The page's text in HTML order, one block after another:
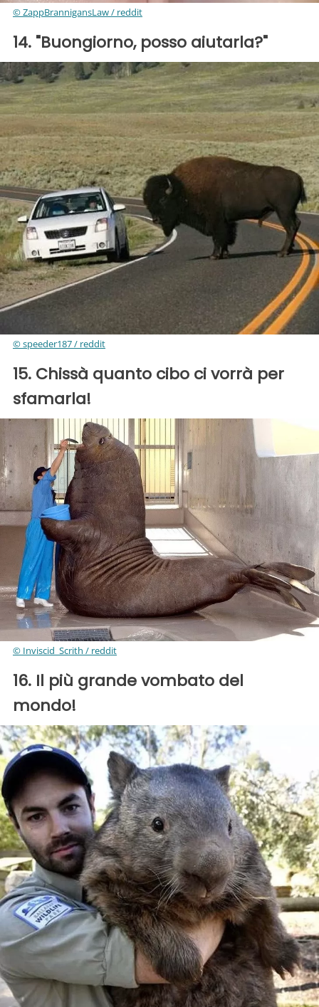
© ZappBrannigansLaw / reddit
14. "Buongiorno, posso aiutarla?"
© speeder187 / reddit
15. Chissà quanto cibo ci vorrà per
sfamarla!
© Inviscid_Scrith / reddit
16. Il più grande vombato del
mondo!